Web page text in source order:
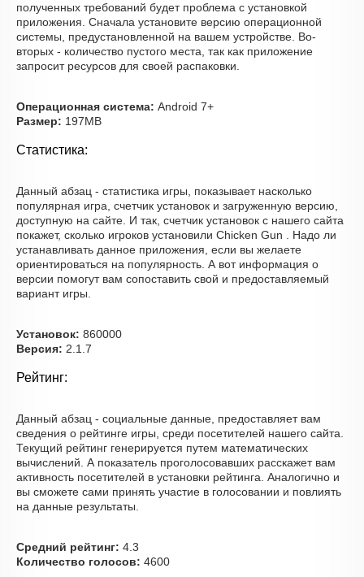
полученных требований будет проблема с установкой
приложения. Сначала установите версию операционной
системы, предустановленной на вашем устройстве. Во-
вторых - количество пустого места, так как приложение
запросит ресурсов для своей распаковки.
Операционная система: Android 7+
Размер: 197MB
Статистика:
Данный абзац - статистика игры, показывает насколько
популярная игра, счетчик установок и загруженную версию,
доступную на сайте. И так, счетчик установок с нашего сайта
покажет, сколько игроков установили Chicken Gun . Надо ли
устанавливать данное приложения, если вы желаете
ориентироваться на популярность. А вот информация о
версии помогут вам сопоставить свой и предоставляемый
вариант игры.
Установок: 860000
Версия: 2.1.7
Рейтинг:
Данный абзац - социальные данные, предоставляет вам
сведения о рейтинге игры, среди посетителей нашего сайта.
Текущий рейтинг генерируется путем математических
вычислений. А показатель проголосовавших расскажет вам
активность посетителей в установки рейтинга. Аналогично и
вы сможете сами принять участие в голосовании и повлиять
на данные результаты.
Средний рейтинг: 4.3
Количество голосов: 4600